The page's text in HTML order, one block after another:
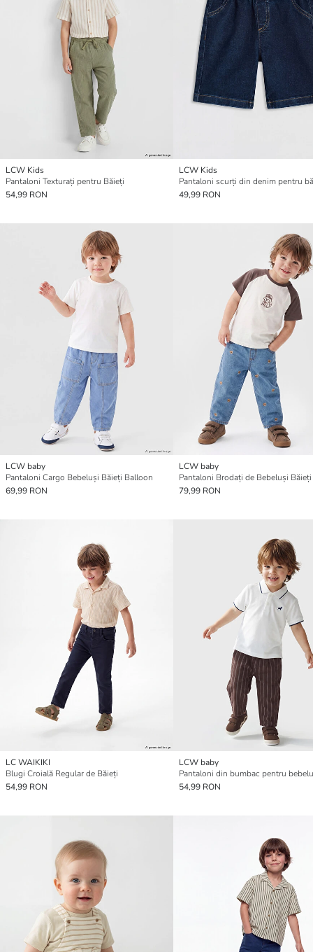
LCW Kids
Pantaloni Texturați pentru Băieți
54,99 RON
LCW Kids
Pantaloni scurți din denim pentru
49,99 RON
LCW baby
Pantaloni Cargo Bebeluși Băieți Balloon
69,99 RON
LCW baby
79,99 RON
LC WAIKIKI
Blugi Croială Regular de Băieți
54,99 RON
LCW baby
54,99 RON